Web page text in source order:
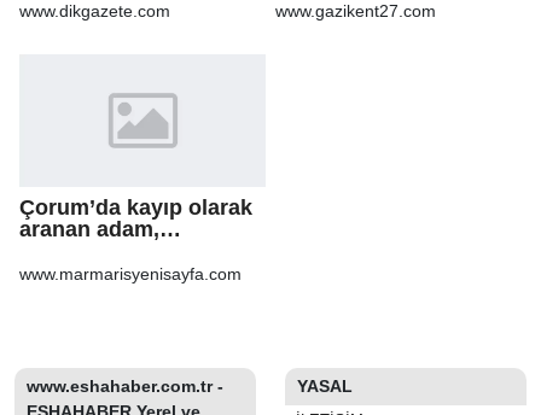
www.dikgazete.com www.gazikent27.com
Çorum’da kayıp olarak
aranan adam,
otomobilinin altında ölü
www.marmarisyenisayfa.com
www.eshahaber.com.tr -
YASAL